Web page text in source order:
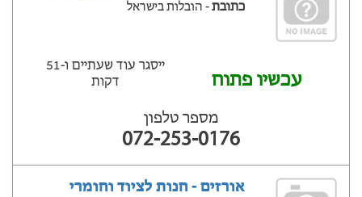
כתובת- הובלות בישראל
עכשיו פתוח
ייסגר עוד שעתיים ‫ו-51
דקות
מספר טלפון
072-253-0176
אורזים - חנות לציוד וחומרי